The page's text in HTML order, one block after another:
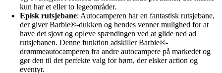
kun har et eller to legeområder.
Episk rutsjebane: Autocamperen har en fantastisk rutsjebane,
der giver Barbie®-dukken og hendes venner mulighed for at
have det sjovt og opleve spændingen ved at glide ned ad
rutsjebanen. Denne funktion adskiller Barbie®-
drømmeautocamperen fra andre autocampere på markedet og
gør den til det perfekte valg for børn, der elsker action og
eventyr.